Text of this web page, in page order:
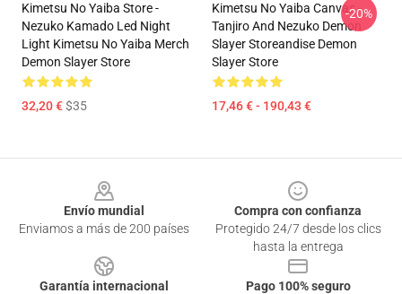
Kimetsu No Yaiba Store -
Nezuko Kamado Led Night
Light Kimetsu No Yaiba Merch
Demon Slayer Store
32,20 €$35
Kimetsu No Yaiba Canvas -
Tanjiro And Nezuko Demon
Slayer Storeandise Demon
Slayer Store
17,46 € - 190,43 €
-20%
Envío mundial
Enviamos a más de 200 países
Compra con confianza
Protegido 24/7 desde los clics
hasta la entrega
Garantía internacional
Pago 100% seguro